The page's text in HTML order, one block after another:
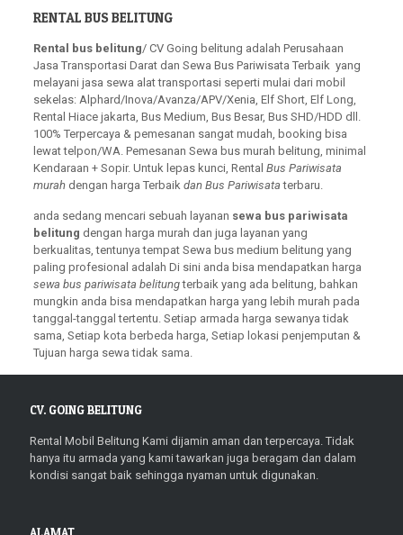
RENTAL BUS BELITUNG
Rental bus belitung/ CV Going belitung adalah Perusahaan
Jasa Transportasi Darat dan Sewa Bus Pariwisata Terbaik yang
melayani jasa sewa alat transportasi seperti mulai dari mobil
sekelas: Alphard/Inova/Avanza/APV/Xenia, Elf Short, Elf Long,
Rental Hiace jakarta, Bus Medium, Bus Besar, Bus SHD/HDD dll.
100% Terpercaya & pemesanan sangat mudah, booking bisa
lewat telpon/WA. Pemesanan Sewa bus murah belitung, minimal
Kendaraan + Sopir. Untuk lepas kunci, Rental Bus Pariwisata
murah dengan harga Terbaik dan Bus Pariwisata terbaru.
anda sedang mencari sebuah layanan sewa bus pariwisata
belitung dengan harga murah dan juga layanan yang
berkualitas, tentunya tempat Sewa bus medium belitung yang
paling profesional adalah Di sini anda bisa mendapatkan harga
sewa bus pariwisata belitungterbaik yang ada belitung, bahkan
mungkin anda bisa mendapatkan harga yang lebih murah pada
tanggal-tanggal tertentu. Setiap armada harga sewanya tidak
sama, Setiap kota berbeda harga, Setiap lokasi penjemputan &
Tujuan harga sewa tidak sama.
CV. GOING BELITUNG
Rental Mobil Belitung Kami dijamin aman dan terpercaya. Tidak
hanya itu armada yang kami tawarkan juga beragam dan dalam
kondisi sangat baik sehingga nyaman untuk digunakan.